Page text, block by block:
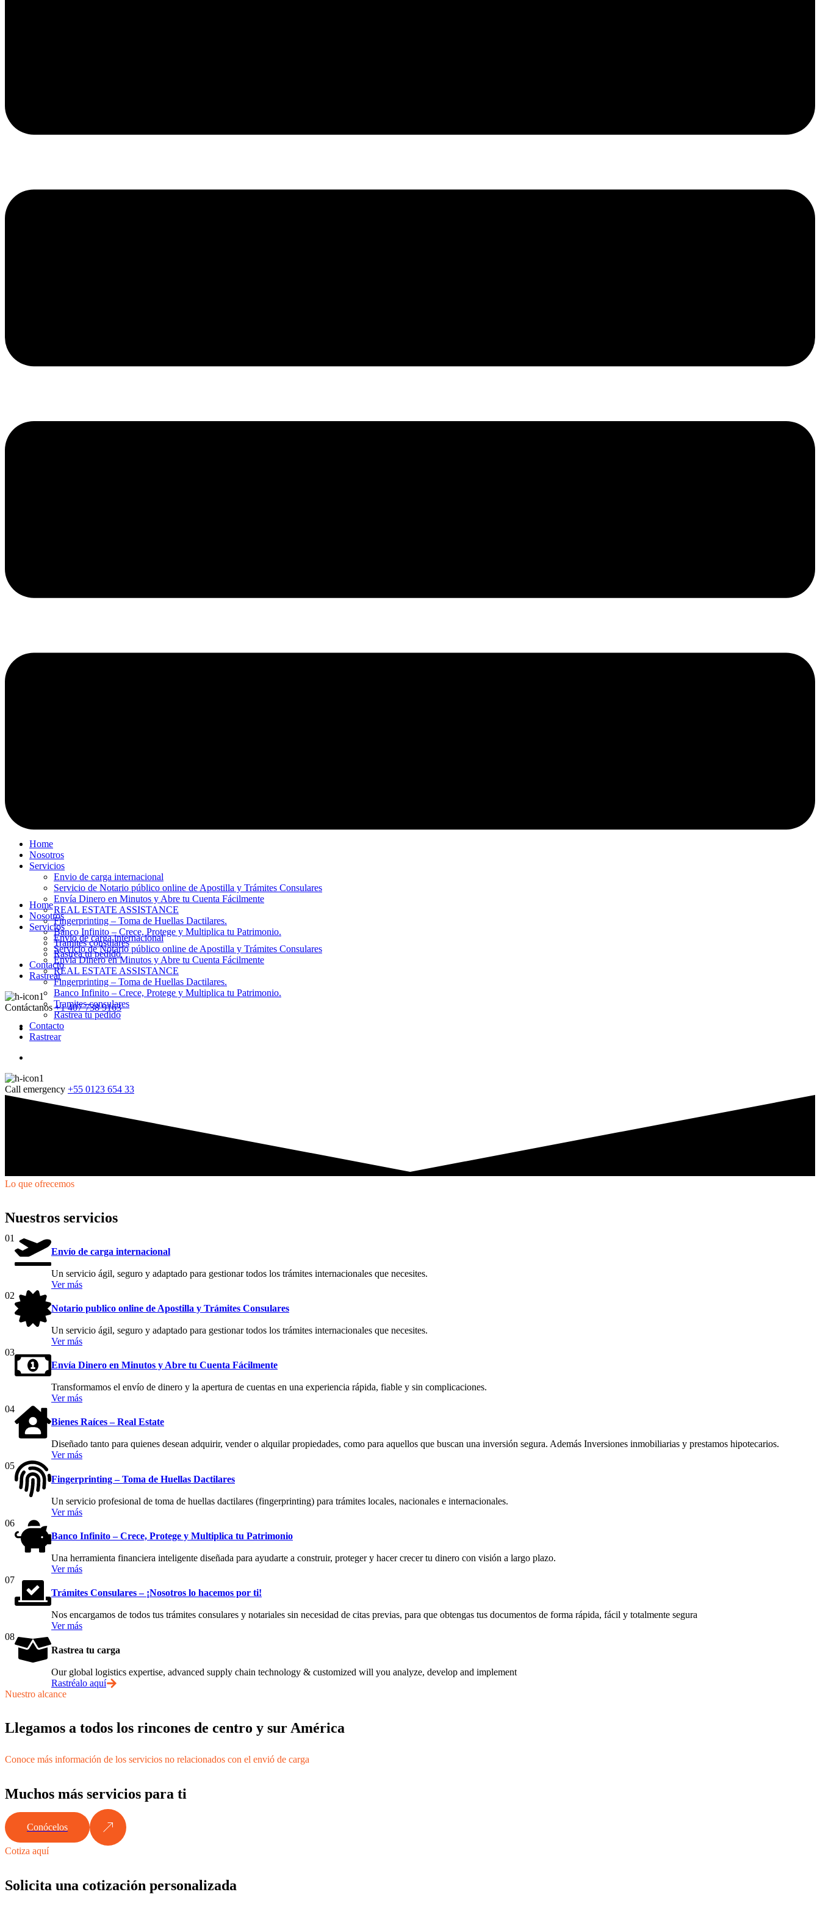
Home
Nosotros
Servicios
Envio de carga internacional
Servicio de Notario público online de Apostilla y Trámites Consulares
Envía Dinero en Minutos y Abre tu Cuenta Fácilmente
REAL ESTATE ASSISTANCE
Fingerprinting – Toma de Huellas Dactilares.
Banco Infinito – Crece, Protege y Multiplica tu Patrimonio.
Tramites consulares
Rastrea tu pedido
Contacto
Rastrear
Contáctanos +1 407 738 9163
Home
Nosotros
Servicios
Envio de carga internacional
Servicio de Notario público online de Apostilla y Trámites Consulares
Envía Dinero en Minutos y Abre tu Cuenta Fácilmente
REAL ESTATE ASSISTANCE
Fingerprinting – Toma de Huellas Dactilares.
Banco Infinito – Crece, Protege y Multiplica tu Patrimonio.
Tramites consulares
Rastrea tu pedido
Contacto
Rastrear
Call emergency +55 0123 654 33
Lo que ofrecemos
Nuestros servicios
01
Envío de carga internacional
Un servicio ágil, seguro y adaptado para gestionar todos los trámites internacionales que necesites.
Ver más
02
Notario publico online de Apostilla y Trámites Consulares
Un servicio ágil, seguro y adaptado para gestionar todos los trámites internacionales que necesites.
Ver más
03
Envía Dinero en Minutos y Abre tu Cuenta Fácilmente
Transformamos el envío de dinero y la apertura de cuentas en una experiencia rápida, fiable y sin complicaciones.
Ver más
04
Bienes Raíces – Real Estate
Diseñado tanto para quienes desean adquirir, vender o alquilar propiedades, como para aquellos que buscan una inversión segura. Además Inversiones inmobiliarias y prestamos hipotecarios.
Ver más
05
Fingerprinting – Toma de Huellas Dactilares
Un servicio profesional de toma de huellas dactilares (fingerprinting) para trámites locales, nacionales e internacionales.
Ver más
06
Banco Infinito – Crece, Protege y Multiplica tu Patrimonio
Una herramienta financiera inteligente diseñada para ayudarte a construir, proteger y hacer crecer tu dinero con visión a largo plazo.
Ver más
07
Trámites Consulares – ¡Nosotros lo hacemos por ti!
Nos encargamos de todos tus trámites consulares y notariales sin necesidad de citas previas, para que obtengas tus documentos de forma rápida, fácil y totalmente segura
Ver más
08
Rastrea tu carga
Our global logistics expertise, advanced supply chain technology & customized will you analyze, develop and implement
Rastréalo aquí
Nuestro alcance
Llegamos a todos los rincones de centro y sur América
Conoce más información de los servicios no relacionados con el envió de carga
Muchos más servicios para ti
Conócelos
Cotiza aquí
Solicita una cotización personalizada